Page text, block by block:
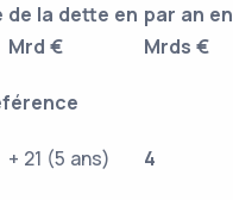
de la dette en
Mrd €
par an en
Mrds €
+ 21 (5 ans) 4